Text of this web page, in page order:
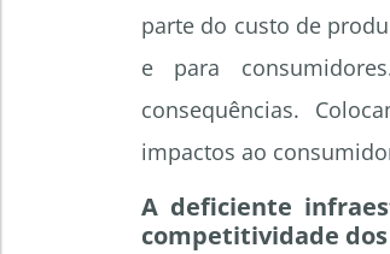
parte do custo de
e para
consequências.
impactos ao
A deficiente
competitividade